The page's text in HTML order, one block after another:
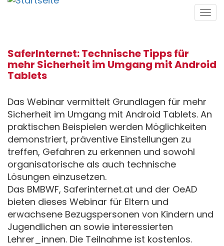
Direkt
SaferInternet: Technische Tipps für
mehr Sicherheit im Umgang mit Android
Tablets
Das Webinar vermittelt Grundlagen für mehr
Sicherheit im Umgang mit Android Tablets. An
praktischen Beispielen werden Möglichkeiten
demonstriert, präventive Einstellungen zu
treffen, Gefahren zu erkennen und sowohl
organisatorische als auch technische
Lösungen einzusetzen.
Das BMBWF, Saferinternet.at und der OeAD
bieten dieses Webinar für Eltern und
erwachsene Bezugspersonen von Kindern und
Jugendlichen an sowie interessierten
Lehrer_innen. Die Teilnahme ist kostenlos.